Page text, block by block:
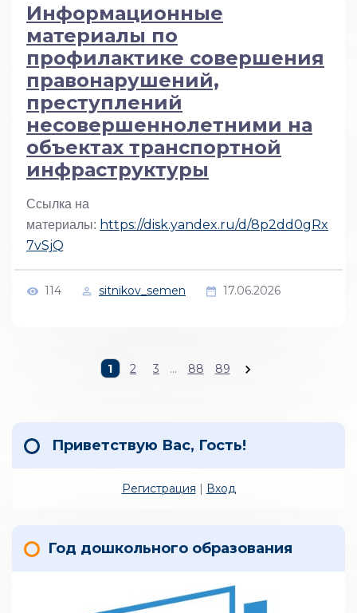
Информационные
материалы по
профилактике совершения
правонарушений,
преступлений
несовершеннолетними на
объектах транспортной
инфраструктуры
Ссылка на
материалы: https://disk.yandex.ru/d/8p2dd0gRx
7vSjQ
114 sitnikov_semen 17.06.2026
1 2 3 ... 88 89
Приветствую Вас, Гость!
Регистрация | Вход
Год дошкольного образования